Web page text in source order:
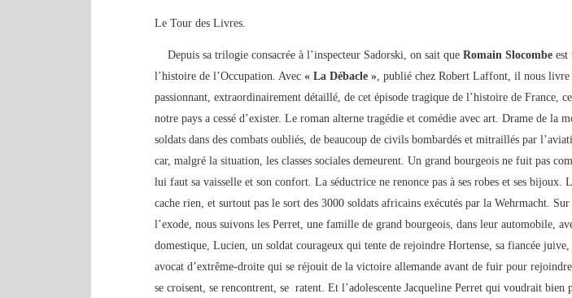
Le Tour des Livres.
Depuis sa trilogie consacrée à l’inspecteur Sadorski, on sait queRomain Slocombe est
l’histoire de l’Occupation. Avec« La Débacle », publié chez Robert Laffont, il nous livre
passionnant, extraordinairement détaillé, de cet épisode tragique de l’histoire de France,
notre pays a cessé d’exister. Le roman alterne tragédie et comédie avec art. Drame de la
soldats dans des combats oubliés, de beaucoup de civils bombardés et mitraillés par
car, malgré la situation, les classes sociales demeurent. Un grand bourgeois ne fuit pas
lui faut sa vaisselle et son confort. La séductrice ne renonce pas à ses robes et ses bijoux.
cache rien, et surtout pas le sort des 3000 soldats africains exécutés par la Wehrmacht. Sur
l’exode, nous suivons les Perret, une famille de grand bourgeois, dans leur automobile,
domestique, Lucien, un soldat courageux qui tente de rejoindre Hortense, sa fiancée
avocat d’extrême-droite qui se réjouit de la victoire allemande avant de fuir pour rejoindre
se croisent, se rencontrent, se ratent. Et l’adolescente Jacqueline Perret qui voudrait bien